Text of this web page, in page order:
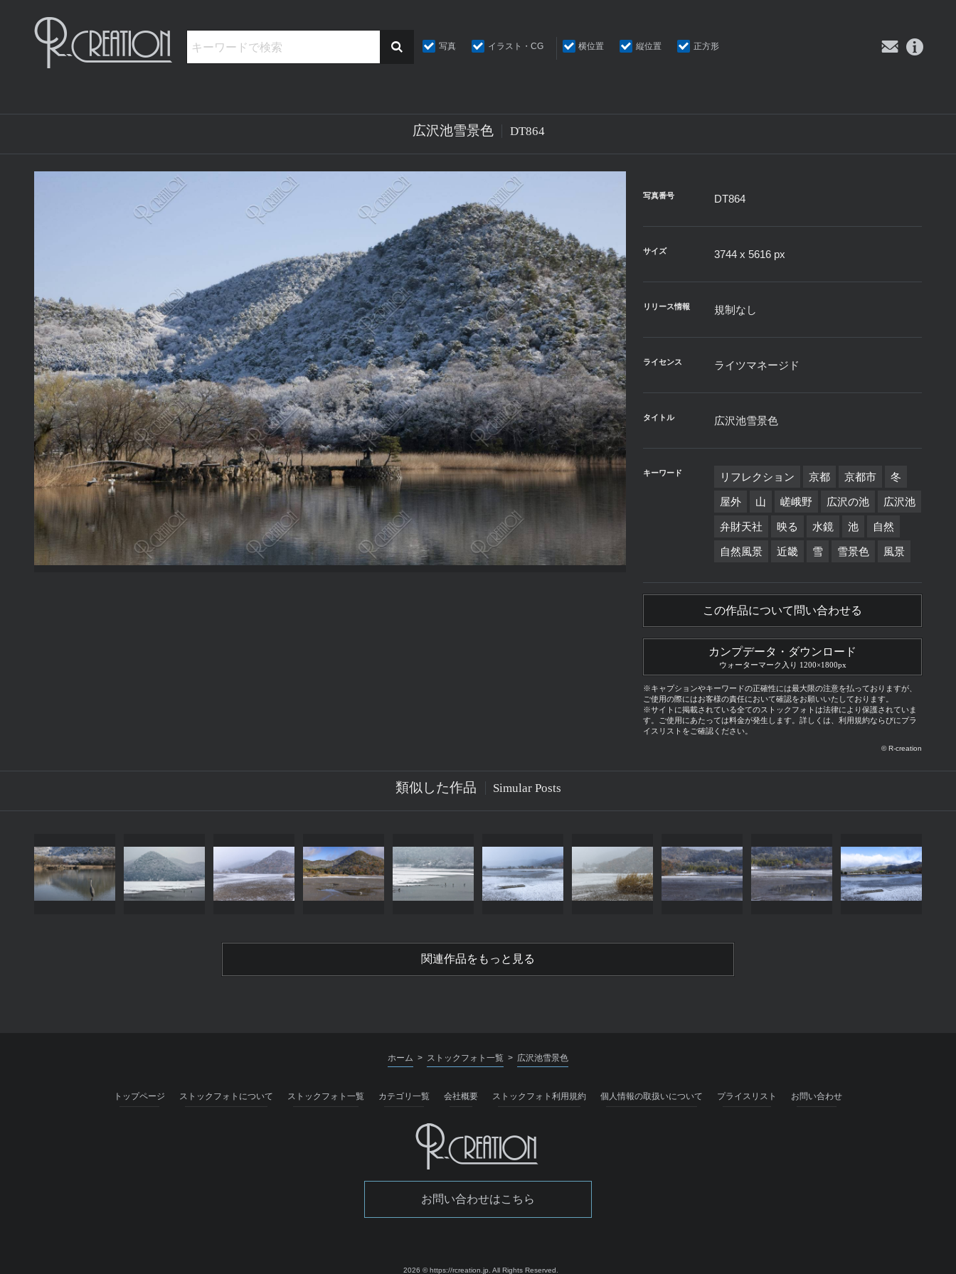
写真 イラスト・CG 横位置 縦位置 正方形
広沢池雪景色 DT864
写真番号 DT864
サイズ 3744 x 5616 px
リリース情報 規制なし
ライセンス ライツマネージド
タイトル 広沢池雪景色
キーワード リフレクション 京都 京都市 冬
屋外 山 嵯峨野 広沢の池 広沢池
弁財天社 映る 水鏡 池 自然
自然風景 近畿 雪 雪景色 風景
この作品について問い合わせる
カンプデータ・ダウンロード
ウォーターマーク入り 1200×1800px
※キャプションやキーワードの正確性には最大限の注意を払っておりますが、
ご使用の際にはお客様の責任において確認をお願いいたしております。
※サイトに掲載されている全てのストックフォトは法律により保護されていま
す。ご使用にあたっては料金が発生します。詳しくは、利用規約ならびにプラ
イスリストをご確認ください。
© R-creation
類似した作品 Simular Posts
関連作品をもっと見る
ホーム > ストックフォト一覧 > 広沢池雪景色
トップページ ストックフォトについて ストックフォト一覧 カテゴリ一覧 会社概要 ストックフォト利用規約 個人情報の取扱いについて プライスリスト お問い合わせ
お問い合わせはこちら
2026 © https://rcreation.jp. All Rights Reserved.